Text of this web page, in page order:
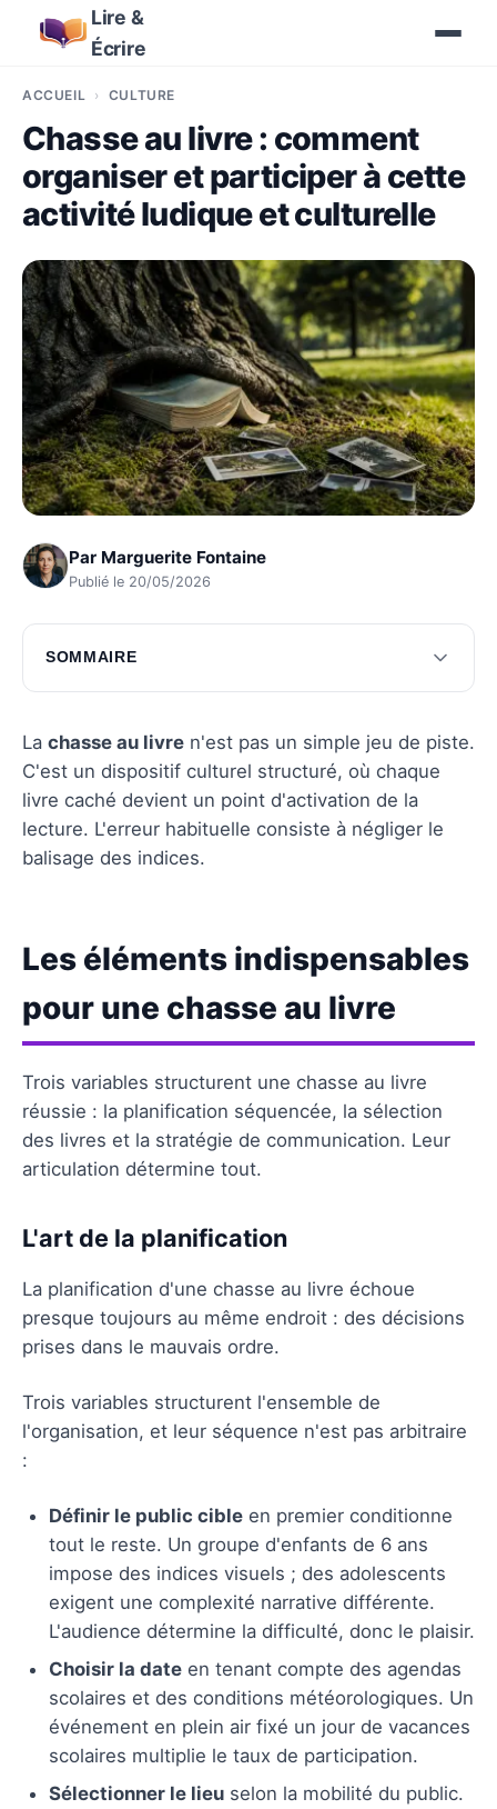
Lire &
Écrire
ACCUEIL CULTURE
Chasse au livre : comment
organiser et participer à cette
activité ludique et culturelle
Par Marguerite Fontaine
Publié le 20/05/2026
SOMMAIRE
Les éléments indispensables pour une chasse
Participer efficacement à une chasse au livre
Questions fréquentes
La chasse au livre n'est pas un simple jeu de piste.
C'est un dispositif culturel structuré, où chaque
livre caché devient un point d'activation de la
lecture. L'erreur habituelle consiste à négliger le
balisage des indices.
Les éléments indispensables
pour une chasse au livre
Trois variables structurent une chasse au livre
réussie : la planification séquencée, la sélection
des livres et la stratégie de communication. Leur
articulation détermine tout.
L'art de la planification
La planification d'une chasse au livre échoue
presque toujours au même endroit : des décisions
prises dans le mauvais ordre.
Trois variables structurent l'ensemble de
l'organisation, et leur séquence n'est pas arbitraire
:
Définir le public cible en premier conditionne
tout le reste. Un groupe d'enfants de 6 ans
impose des indices visuels ; des adolescents
exigent une complexité narrative différente.
L'audience détermine la difficulté, donc le plaisir.
Choisir la date en tenant compte des agendas
scolaires et des conditions météorologiques. Un
événement en plein air fixé un jour de vacances
scolaires multiplie le taux de participation.
Sélectionner le lieu selon la mobilité du public.